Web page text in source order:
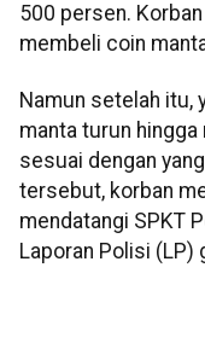
500 persen.
membeli coin
Namun setelah itu,
manta turun
sesuai dengan
tersebut, korban
mendatangi SPKT
Laporan Polisi (LP)